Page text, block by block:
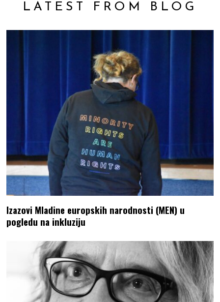
LATEST FROM BLOG
Izazovi Mladine europskih narodnosti (MEN) u
pogledu na inkluziju